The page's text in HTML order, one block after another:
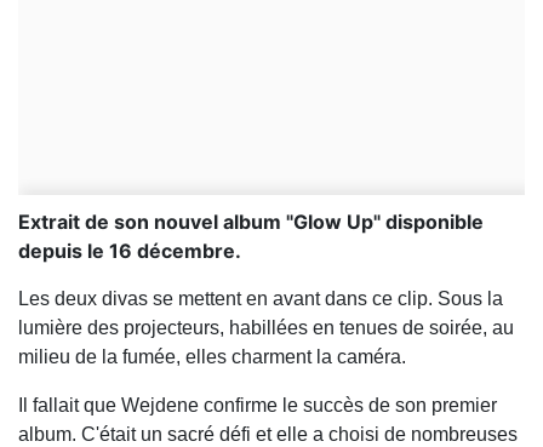
Extrait de son nouvel album "Glow Up" disponible
depuis le 16 décembre.
Les deux divas se mettent en avant dans ce clip. Sous la
lumière des projecteurs, habillées en tenues de soirée, au
milieu de la fumée, elles charment la caméra.
Il fallait que Wejdene confirme le succès de son premier
album. C'était un sacré défi et elle a choisi de nombreuses